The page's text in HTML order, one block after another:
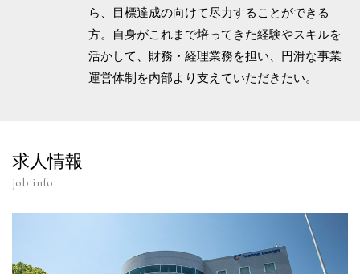
ら、目標達成の向けて尽力することができる
方。自身がこれまで培ってきた経験やスキルを
活かして、財務・経理業務を担い、円滑な事業
運営体制を内部より支えていただきたい。
求人情報
job info